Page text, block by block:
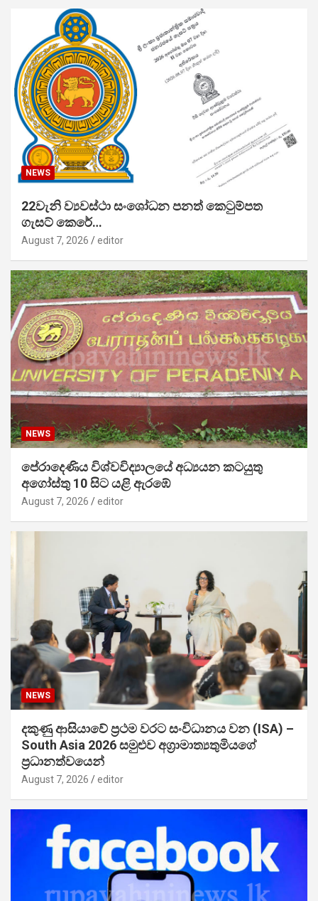
NEWS
22වැනි ව්‍යවස්ථා සංශෝධන පනත් කෙටුම්පත
ගැසට් කෙරේ…
August 7, 2026 editor
NEWS
පේරාදෙණිය විශ්වවිද්‍යාලයේ අධ්‍යයන කටයුතු
අගෝස්තු 10 සිට යළි ඇරඹේ
August 7, 2026 editor
NEWS
දකුණු ආසියාවේ ප්‍රථම වරට සංවිධානය වන (ISA) –
South Asia 2026 සමුළුව අග්‍රාමාත්‍යතුමියගේ
ප්‍රධානත්වයෙන්
August 7, 2026 editor